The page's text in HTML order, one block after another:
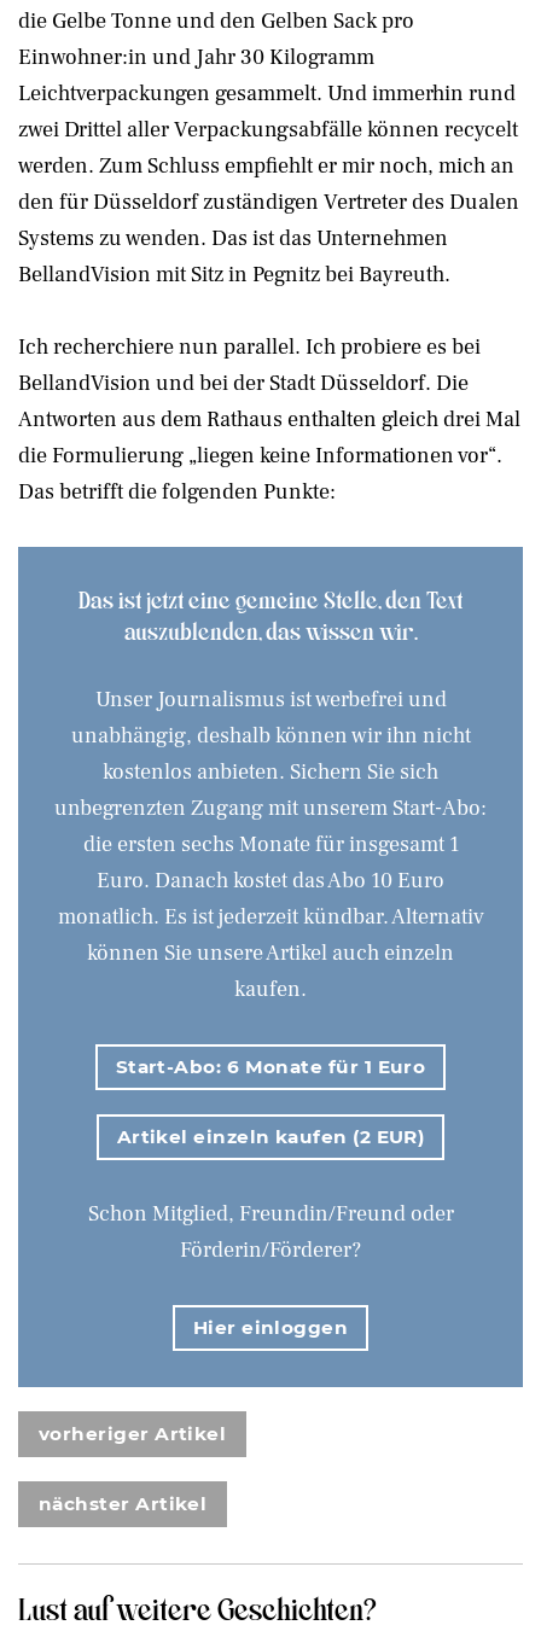
die Gelbe Tonne und den Gelben Sack pro
Einwohner:in und Jahr 30 Kilogramm
Leichtverpackungen gesammelt. Und immerhin rund
zwei Drittel aller Verpackungsabfälle können recycelt
werden. Zum Schluss empfiehlt er mir noch, mich an
den für Düsseldorf zuständigen Vertreter des Dualen
Systems zu wenden. Das ist das Unternehmen
BellandVision mit Sitz in Pegnitz bei Bayreuth.
Ich recherchiere nun parallel. Ich probiere es bei
BellandVision und bei der Stadt Düsseldorf. Die
Antworten aus dem Rathaus enthalten gleich drei Mal
die Formulierung „liegen keine Informationen vor“.
Das betrifft die folgenden Punkte:
Das ist jetzt eine gemeine Stelle, den Text
auszublenden, das wissen wir.
Unser Journalismus ist werbefrei und
unabhängig, deshalb können wir ihn nicht
kostenlos anbieten. Sichern Sie sich
unbegrenzten Zugang mit unserem Start-Abo:
die ersten sechs Monate für insgesamt 1
Euro. Danach kostet das Abo 10 Euro
monatlich. Es ist jederzeit kündbar. Alternativ
können Sie unsere Artikel auch einzeln
kaufen.
Start-Abo: 6 Monate für 1 Euro
Artikel einzeln kaufen (2 EUR)
Schon Mitglied, Freundin/Freund oder
Förderin/Förderer?
Hier einloggen
vorheriger Artikel
nächster Artikel
Lust auf weitere Geschichten?